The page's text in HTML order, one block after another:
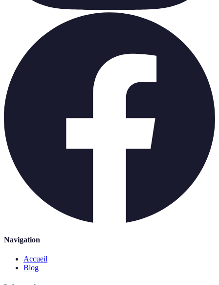
Navigation
Accueil
Blog